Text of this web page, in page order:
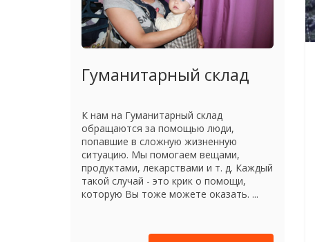
Гуманитарный склад
К нам на Гуманитарный склад
обращаются за помощью люди,
попавшие в сложную жизненную
ситуацию. Мы помогаем вещами,
продуктами, лекарствами и т. д. Каждый
такой случай - это крик о помощи,
которую Вы тоже можете оказать. ...